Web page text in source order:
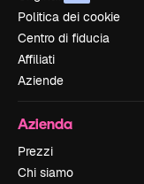
Politica dei cookie
Centro di fiducia
Affiliati
Aziende
Azienda
Prezzi
Chi siamo